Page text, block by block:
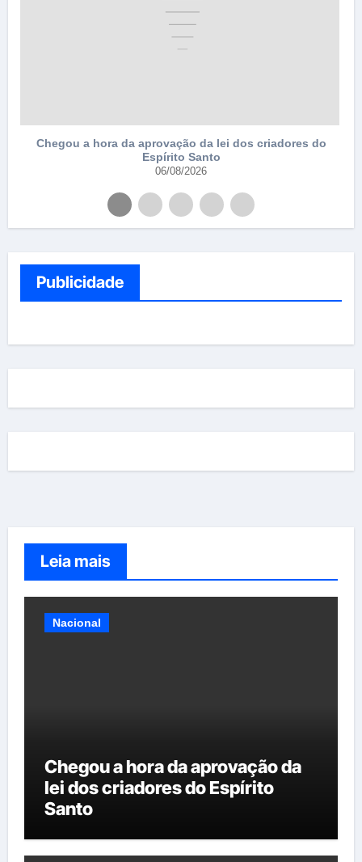
Chegou a hora da aprovação da lei dos criadores do
Espírito Santo
06/08/2026
Publicidade
Leia mais
Nacional
Chegou a hora da aprovação da
lei dos criadores do Espírito
Santo